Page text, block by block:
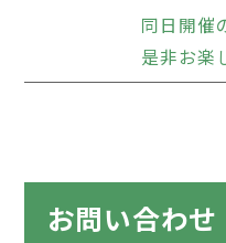
同日開催
是非お楽
お問い合わせ